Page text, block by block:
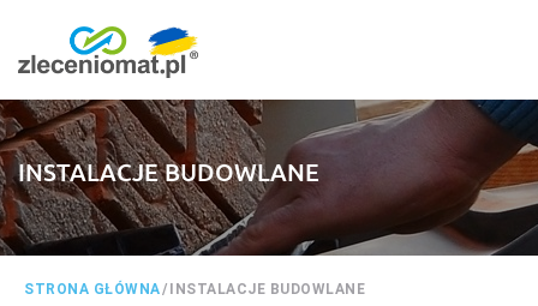
INSTALACJE BUDOWLANE
STRONA GŁÓWNA/ INSTALACJE BUDOWLANE